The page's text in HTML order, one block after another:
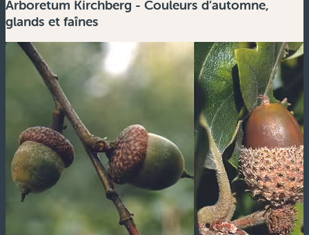
Arboretum Kirchberg - Couleurs d’automne,
glands et faînes